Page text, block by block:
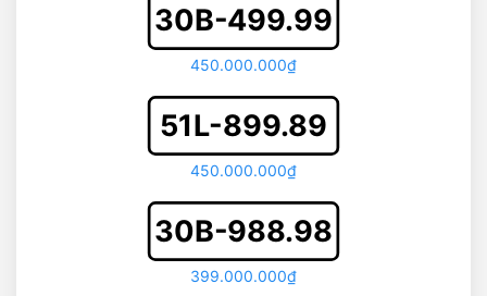
30B-499.99
450.000.000₫
51L-899.89
450.000.000₫
30B-988.98
399.000.000₫